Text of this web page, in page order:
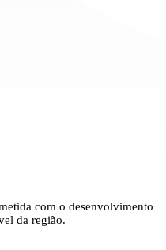
com o desenvolvimento
da região.